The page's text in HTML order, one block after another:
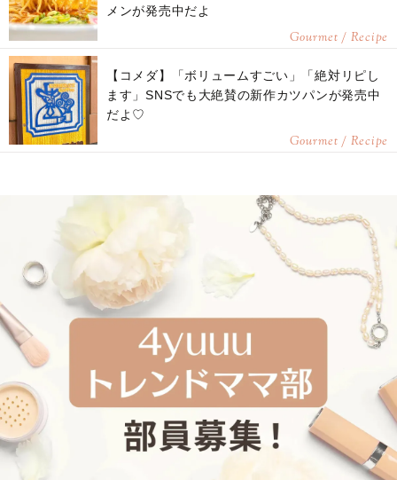
メンが発売中だよ
Gourmet / Recipe
【コメダ】「ボリュームすごい」「絶対リピし
ます」SNSでも大絶賛の新作カツパンが発売中
だよ♡
Gourmet / Recipe